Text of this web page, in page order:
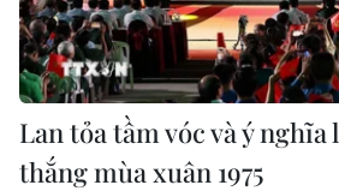
Lan tỏa tầm vóc và ý
thắng mùa xuân 1975